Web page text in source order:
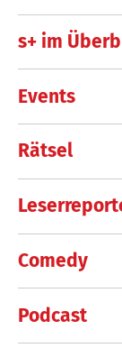
s+ im
Events
Rätsel
Comedy
Podcast